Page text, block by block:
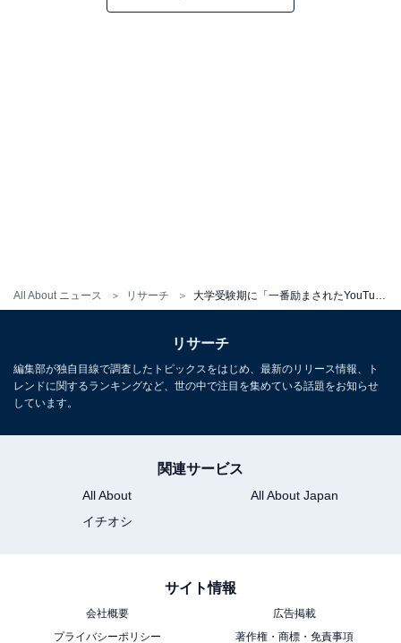
All About ニュース リサーチ 大学受験期に「一番励まされたYouTubeチャンネル」ランキング！ 2位は「QuizKnock」、 1位は？
リサーチ
編集部が独自目線で調査したトピックスをはじめ、最新のリリース情報、ト
レンドに関するランキングなど、世の中で注目を集めている話題をお知らせ
しています。
関連サービス
All About
All About Japan
イチオシ
サイト情報
会社概要
広告掲載
プライバシーポリシー
著作権・商標・免責事項